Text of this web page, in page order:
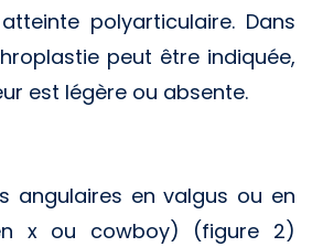
polyarticulaire. Dans
peut être indiquée,
est légère ou absente.
angulaires en valgus ou en
x ou cowboy) (figure 2)